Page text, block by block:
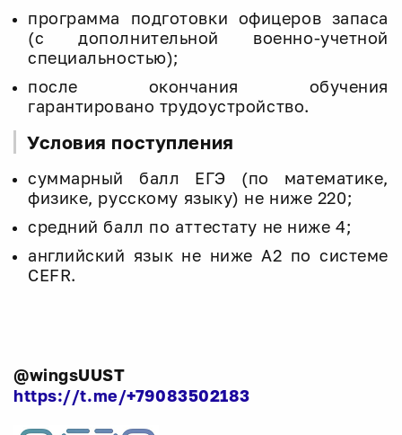
программа подготовки офицеров запаса
(с дополнительной военно-учетной
специальностью);
после окончания обучения
гарантировано трудоустройство.
Условия поступления
суммарный балл ЕГЭ (по математике,
физике, русскому языку) не ниже 220;
средний балл по аттестату не ниже 4;
английский язык не ниже А2 по системе
CEFR.
@wingsUUST
https://t.me/+79083502183